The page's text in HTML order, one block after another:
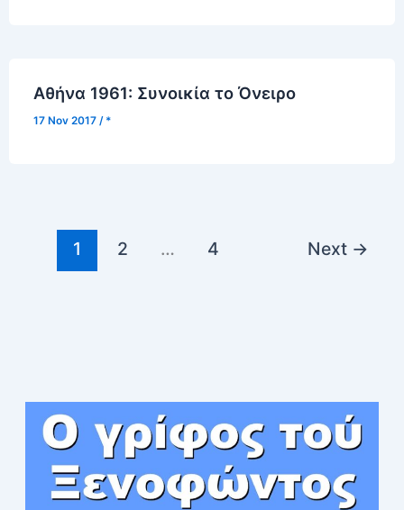
Αθήνα 1961: Συνοικία το Όνειρο
17 Nov 2017/ *
1 2 … 4 Next →